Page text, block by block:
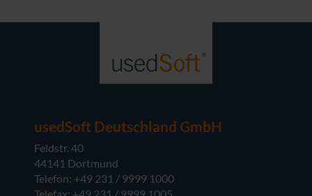
usedSoft Deutschland GmbH
Feldstr. 40
44141 Dortmund
Telefon: +49 231 / 9999 1000